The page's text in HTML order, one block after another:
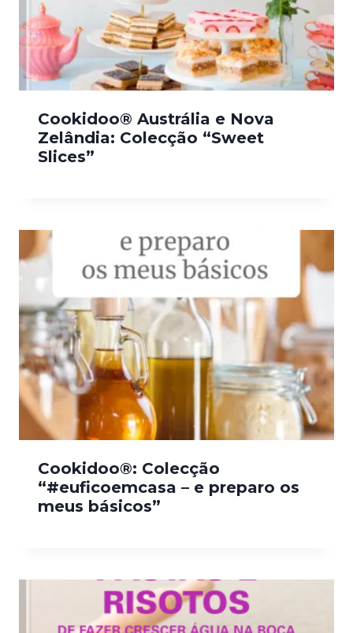
Cookidoo® Austrália e Nova
Zelândia: Colecção “Sweet
Slices”
Cookidoo®: Colecção
“#euficoemcasa – e preparo os
meus básicos”